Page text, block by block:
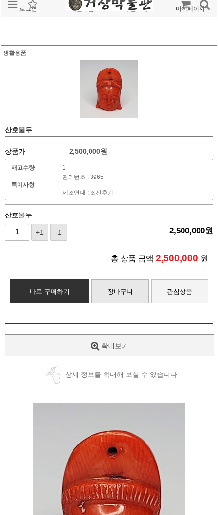
로그인 회원가입 주문조회 마이페이지
생활용품
산호불두
상품가 2,500,000원
재고수량 1
특이사항
관리번호 : 3965
제조연대 : 조선후기
산호불두
+1 -1 2,500,000원
총 상품 금액 2,500,000 원
바로 구매하기 장바구니 관심상품
확대보기
상세 정보를 확대해 보실 수 있습니다